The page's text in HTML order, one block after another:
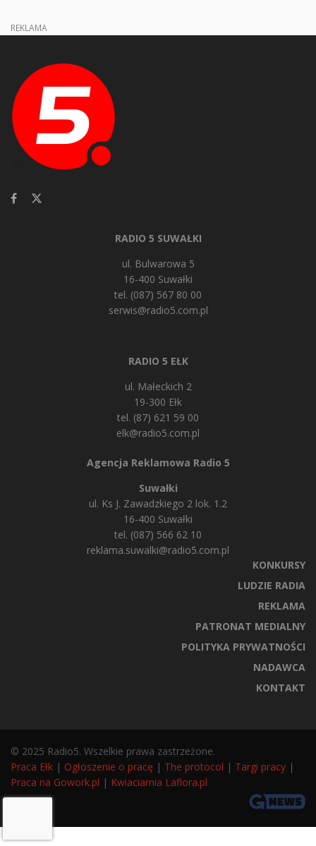
REKLAMA
RADIO 5 SUWAŁKI
ul. Bulwarowa 5
16-400 Suwałki
tel. (087) 567 80 00
serwis@radio5.com.pl
RADIO 5 EŁK
ul. Małeckich 2
19-300 Ełk
tel. (87) 621 59 00
elk@radio5.com.pl
Agencja Reklamowa Radio 5
Suwałki
ul. Ks J. Zawadzkiego 2 lok. 1.2
16-400 Suwałki
tel. (087) 566 62 10
reklama.suwalki@radio5.com.pl
KONKURSY
LUDZIE RADIA
REKLAMA
PATRONAT MEDIALNY
POLITYKA PRYWATNOŚCI
NADAWCA
KONTAKT
© 2025 Radio5. Wszelkie prawa zastrzeżone.
Praca Ełk | Ogłoszenie o pracę | The protocol | Targi pracy |
Praca na Gowork.pl | Kwiaciarnia Laflora.pl